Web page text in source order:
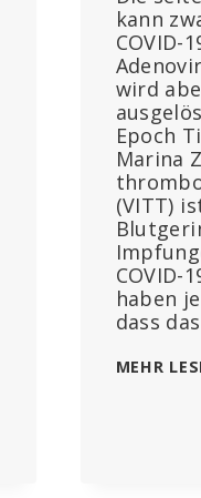
kann
COVID-
wird
Epoch
Marina
(VITT)
COVID-
haben
dass
MEHR